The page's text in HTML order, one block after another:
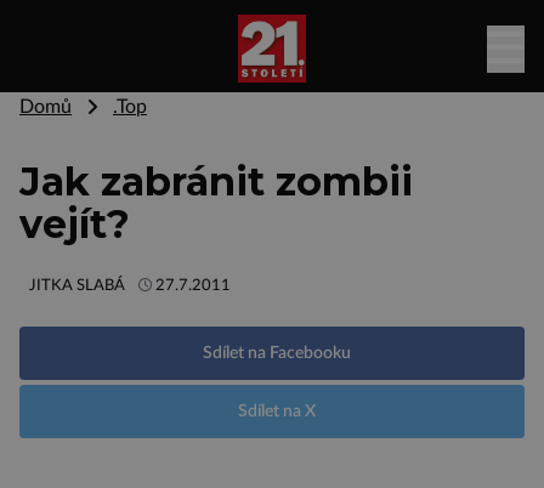
Domů .Top
Jak zabránit zombii
vejít?
JITKA SLABÁ 27.7.2011
Sdílet na Facebooku
Sdílet na X